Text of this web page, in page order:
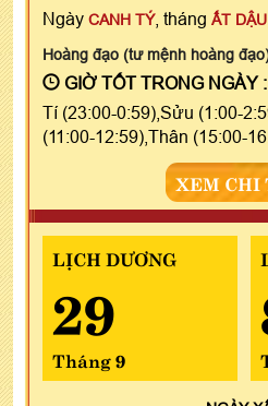
Ngày CANH TÝ, tháng ẤT DẬU
Hoàng đạo (tư mệnh hoàng
GIỜ TỐT TRONG NGÀY :
Tí (23:00-0:59),Sửu (1:00-
(11:00-12:59),Thân (15:00-
XEM CHI
LỊCH DƯƠNG
29
Tháng 9